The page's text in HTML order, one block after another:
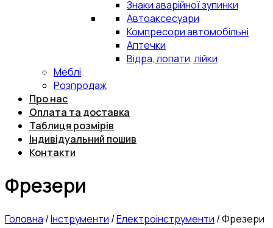
Знаки аварійної зупинки
Автоаксесуари
Компресори автомобільні
Аптечки
Відра, лопати, лійки
Меблі
Розпродаж
Про нас
Оплата та доставка
Таблиця розмірів
Індивідуальний пошив
Контакти
Фрезери
Головна /Інструменти /Електроінструменти /Фрезери